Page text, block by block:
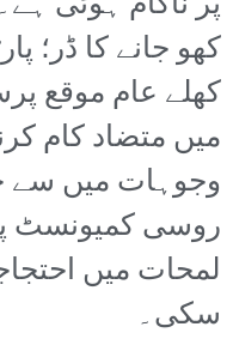
کھو جانے کا ڈر؛
کھلے عام موقع
میں متضاد کام
وجوہات میں سے
روسی کمیونسٹ
لمحات میں
سکی۔